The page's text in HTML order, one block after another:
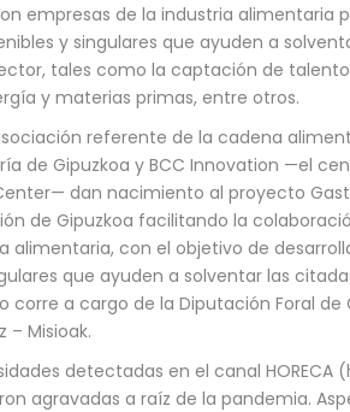
empresas de la industria alimentaria
y singulares que ayuden a
tales como la captación de
y materias primas, entre otros.
referente de la cadena
de Gipuzkoa y BCC Innovation —el
dan nacimiento al proyecto
de Gipuzkoa facilitando la
alimentaria, con el objetivo de
que ayuden a solventar las
a cargo de la Diputación Foral de
– Misioak.
detectadas en el canal HORECA
agravadas a raíz de la pandemia.